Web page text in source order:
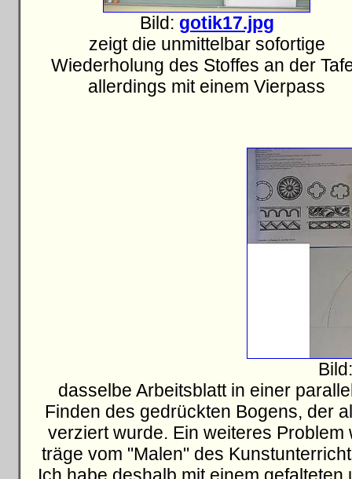
Bild: gotik17.jpg
zeigt die unmittelbar sofortige
Wiederholung des Stoffes an der
allerdings mit einem Vierpass
dasselbe Arbeitsblatt in einer
Finden des gedrückten Bogens, der
verziert wurde. Ein weiteres
träge vom "Malen" des